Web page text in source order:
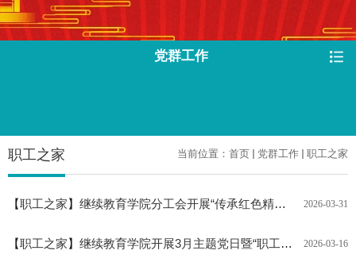
党群工作
当前位置： 首页 党群工作 职工之家
职工之家
【职工之家】 继续教育学院分工会开展“传承红色精神 凝聚奋进力量”职工小家主题活动 2026-03-31
【职工之家】 继续教育学院开展3月主题党日暨“职工小家”观影活动 2026-03-16